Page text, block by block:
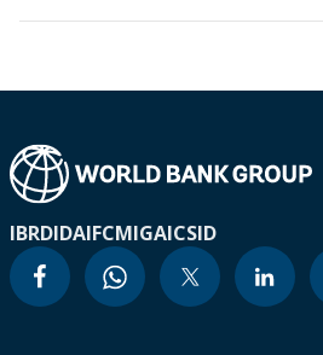
IBRDIDAIFCMIGAICSID